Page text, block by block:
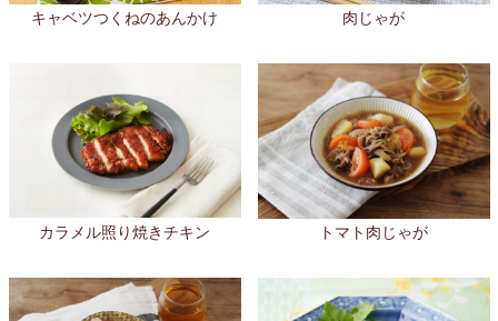
キャベツつくねのあんかけ 肉じゃが
カラメル照り焼きチキン トマト肉じゃが